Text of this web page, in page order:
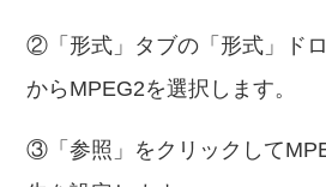
②「形式」タブの「形式」ド
からMPEG2を選択します。
③「参照」をクリックして